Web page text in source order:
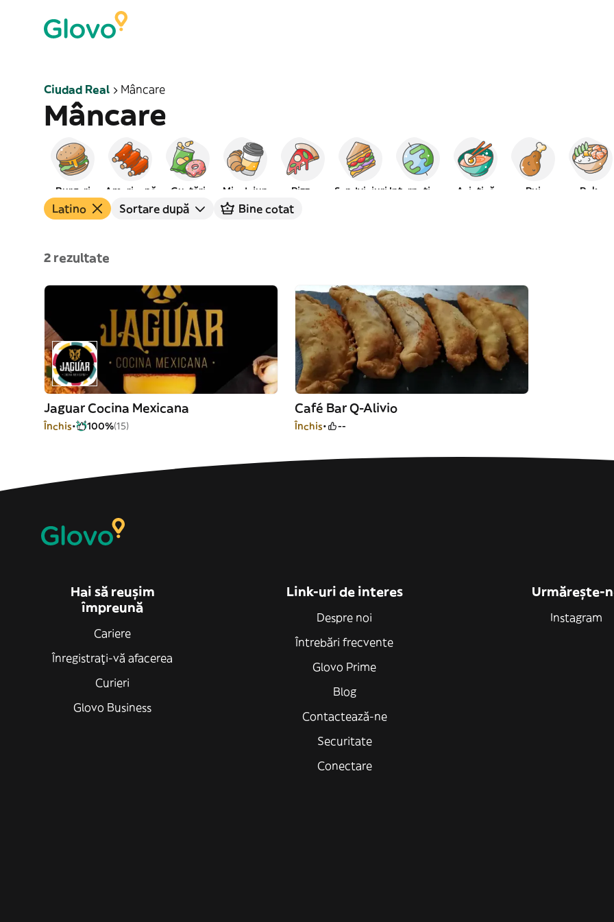
Ciudad Real Mâncare
Mâncare
Burgeri Americană Gustări Mic dejun Pizza Sandviciuri Asiatică Pui Poke
Latino Sortare după Bine cotat
2 rezultate
Jaguar Cocina Mexicana
Închis 100%(15)
Café Bar Q-Alivio
Închis --
Hai să reușim
împreună
Cariere
Înregistrați-vă afacerea
Curieri
Glovo Business
Link-uri de interes
Despre noi
Întrebări frecvente
Glovo Prime
Blog
Contactează-ne
Securitate
Conectare
Urmărește-
Instagram